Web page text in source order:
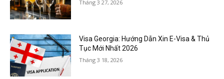
Tháng 3 27, 2026
Visa Georgia: Hướng Dẫn Xin E-Visa & Thủ
Tục Mới Nhất 2026
Tháng 3 18, 2026